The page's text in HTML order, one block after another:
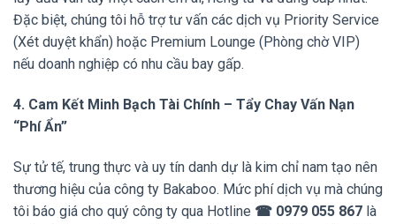
Đặc biệt, chúng tôi hỗ trợ tư vấn các dịch vụ Priority Service
(Xét duyệt khẩn) hoặc Premium Lounge (Phòng chờ VIP)
nếu doanh nghiệp có nhu cầu bay gấp.
4. Cam Kết Minh Bạch Tài Chính – Tẩy Chay Vấn Nạn
“Phí Ẩn”
Sự tử tế, trung thực và uy tín danh dự là kim chỉ nam tạo nên
thương hiệu của công ty Bakaboo. Mức phí dịch vụ mà chúng
tôi báo giá cho quý công ty qua Hotline ☎ 0979 055 867 là